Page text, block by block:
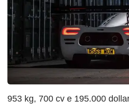
953 kg, 700 cv e 195.000